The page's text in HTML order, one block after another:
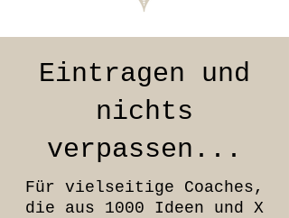
Eintragen und
nichts
verpassen...
Für vielseitige Coaches,
die aus 1000 Ideen und X